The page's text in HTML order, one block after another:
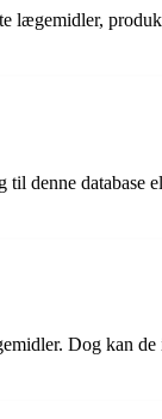
lægemidler,
denne database
Dog kan de